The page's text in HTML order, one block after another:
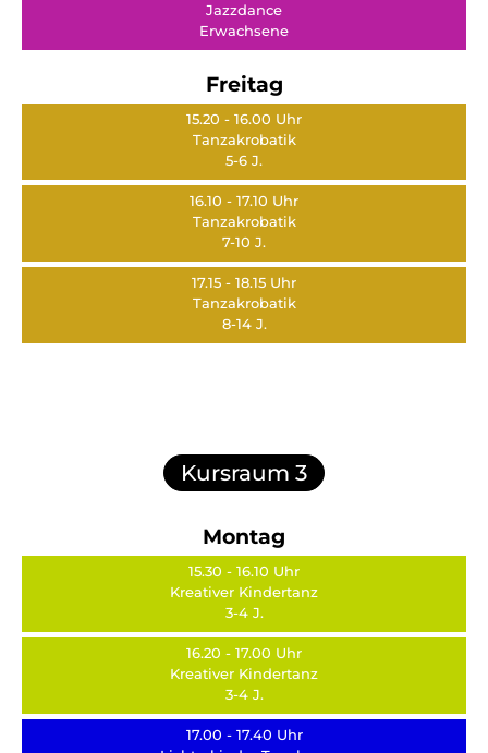
Jazzdance
Erwachsene
Freitag
15.20 - 16.00 Uhr
Tanzakrobatik
5-6 J.
16.10 - 17.10 Uhr
Tanzakrobatik
7-10 J.
17.15 - 18.15 Uhr
Tanzakrobatik
8-14 J.
Kursraum 3
Montag
15.30 - 16.10 Uhr
Kreativer Kindertanz
3-4 J.
16.20 - 17.00 Uhr
Kreativer Kindertanz
3-4 J.
17.00 - 17.40 Uhr